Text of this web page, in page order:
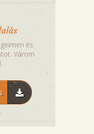
és
Várom